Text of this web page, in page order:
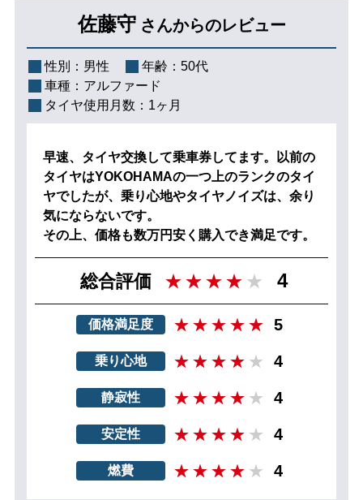
佐藤守 さんからのレビュー
性別： 男性 年齢： 50代
車種： アルファード
タイヤ使用月数： 1ヶ月
早速、タイヤ交換して乗車券してます。以前の
タイヤはYOKOHAMAの一つ上のランクのタイ
ヤでしたが、乗り心地やタイヤノイズは、余り
気にならないです。
その上、価格も数万円安く購入でき満足です。
総合評価 4
価格満足度 5
乗り心地 4
静寂性 4
安定性 4
燃費 4